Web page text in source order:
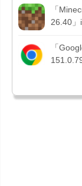
「
26.40」
「